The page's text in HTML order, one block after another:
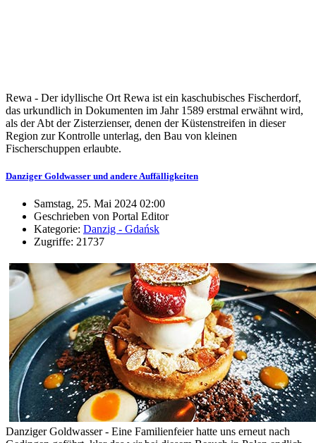
Rewa - Der idyllische Ort Rewa ist ein kaschubisches Fischerdorf,
das urkundlich in Dokumenten im Jahr 1589 erstmal erwähnt wird,
als der Abt der Zisterzienser, denen der Küstenstreifen in dieser
Region zur Kontrolle unterlag, den Bau von kleinen
Fischerschuppen erlaubte.
Danziger Goldwasser und andere Auffälligkeiten
Samstag, 25. Mai 2024 02:00
Geschrieben von Portal Editor
Kategorie: Danzig - Gdańsk
Zugriffe: 21737
Danziger Goldwasser - Eine Familienfeier hatte uns erneut nach